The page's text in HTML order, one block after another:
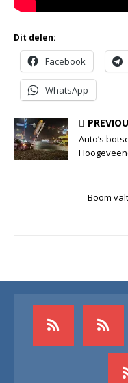
Dit delen:
Facebook
WhatsApp
Auto’s
Boom